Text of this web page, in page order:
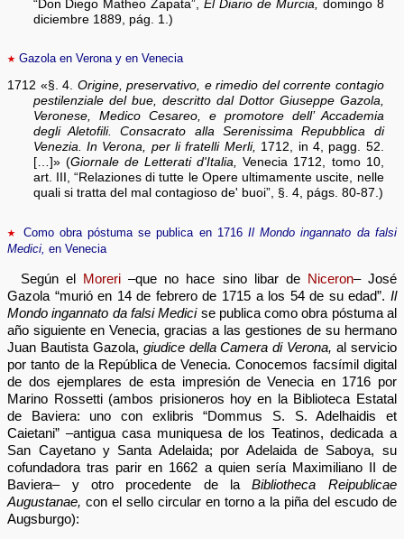
“Don Diego Matheo Zapata”,El Diario de Murcia,
domingo 8
diciembre 1889, pág. 1.)
★ Gazola en Verona y en Venecia
1712 «§. 4. Origine, preservativo, e rimedio del corrente contagio
pestilenziale del bue, descritto dal Dottor Giuseppe Gazola,
Veronese, Medico Cesareo, e promotore dell’ Accademia
degli Aletofili. Consacrato alla Serenissima Repubblica di
Venezia. In Verona, per li fratelli Merli, 1712, in 4, pagg. 52.
[…]» (Giornale de Letterati d'Italia, Venecia 1712, tomo 10,
art. III, “Relaziones di tutte le Opere ultimamente uscite, nelle
quali si tratta del mal contagioso de' buoi”, §. 4, págs. 80-87.)
★ Como obra póstuma se publica en 1716Il Mondo ingannato da falsi
Medici, en Venecia
Según el Moreri –que no hace sino libar de Niceron– José
Gazola “murió en 14 de febrero de 1715 a los 54 de su edad”. Il
Mondo ingannato da falsi Medicise publica como obra póstuma al
año siguiente en Venecia, gracias a las gestiones de su hermano
Juan Bautista Gazola, giudice della Camera di Verona, al servicio
por tanto de la República de Venecia. Conocemos facsímil digital
de dos ejemplares de esta impresión de Venecia en 1716 por
Marino Rossetti (ambos prisioneros hoy en la Biblioteca Estatal
de Baviera: uno con exlibris “Dommus S. S. Adelhaidis et
Caietani” –antigua casa muniquesa de los Teatinos, dedicada a
San Cayetano y Santa Adelaida; por Adelaida de Saboya, su
cofundadora tras parir en 1662 a quien sería Maximiliano II de
Baviera– y otro procedente de laBibliotheca Reipublicae
Augustanae, con el sello circular en torno a la piña del escudo de
Augsburgo):